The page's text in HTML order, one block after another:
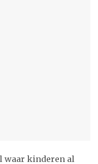
waar kinderen al